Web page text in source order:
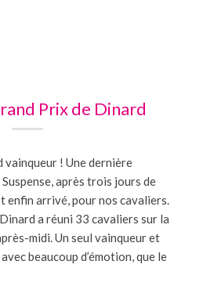
Prix de Dinard
! Une dernière
après trois jours de
enfin arrivé, pour nos cavaliers.
a réuni 33 cavaliers sur la
midi. Un seul vainqueur et
beaucoup d’émotion, que le